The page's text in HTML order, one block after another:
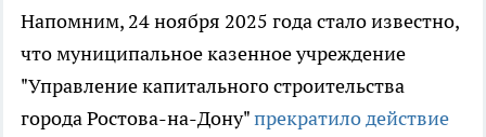
Напомним, 24 ноября 2025 года стало известно,
что муниципальное казенное учреждение
"Управление капитального строительства
города Ростова-на-Дону"прекратило действие